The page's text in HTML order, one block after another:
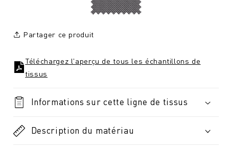
Partager ce produit
Téléchargez l'aperçu de tous les échantillons de
tissus
Informations sur cette ligne de tissus
Description du matériau